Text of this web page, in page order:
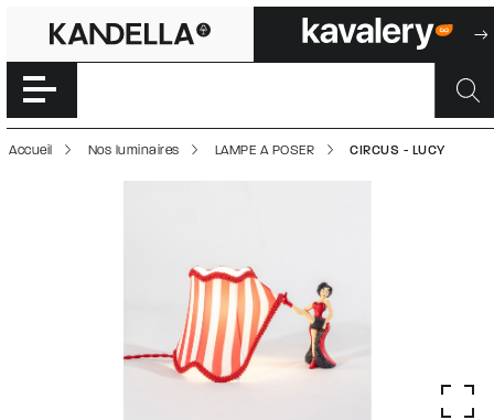
CIRCUS - LUCY
Accéder directement au contenu de la page
Accueil Nos luminaires LAMPE A POSER CIRCUS - LUCY